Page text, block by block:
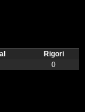
Rigori
0